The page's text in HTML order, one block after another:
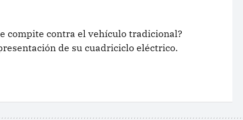
compite contra el vehículo tradicional?
de su cuadriciclo eléctrico.